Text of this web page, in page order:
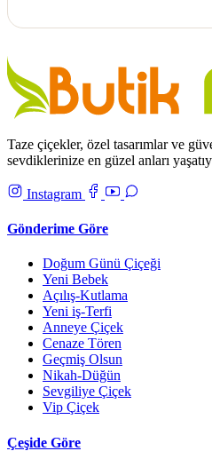
Taze çiçekler, özel tasarımlar ve
sevdiklerinize en güzel anları
Instagram
Gönderime Göre
Doğum Günü Çiçeği
Yeni Bebek
Açılış-Kutlama
Yeni iş-Terfi
Anneye Çiçek
Cenaze Tören
Geçmiş Olsun
Nikah-Düğün
Sevgiliye Çiçek
Vip Çiçek
Çeşide Göre